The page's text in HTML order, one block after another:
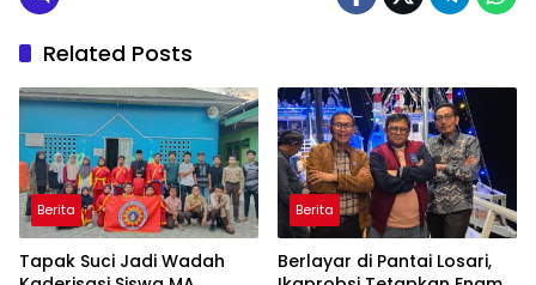
Related Posts
Berita
Tapak Suci Jadi Wadah
Berita
Berlayar di Pantai Losari,